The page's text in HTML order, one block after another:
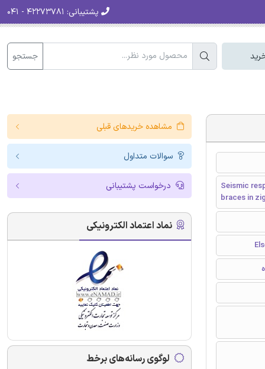
پشتیبانی:
جستجو
Seismic
braces in
مشاهده خریدهای قبلی
سوالات متداول
درخواست پشتیبانی
نماد اعتماد الکترونیکی
لوگوی رسانه‌های برخط